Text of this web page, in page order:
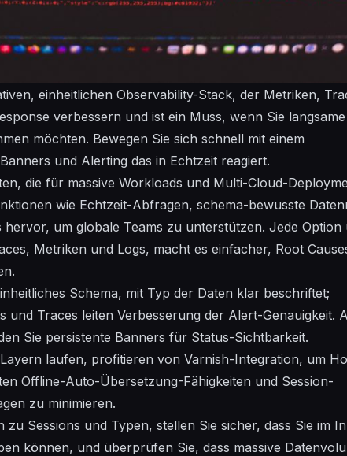
einheitlichen Observability-Stack, der Metriken,
verbessern und ist ein Muss, wenn Sie langsame
möchten. Bewegen Sie sich schnell mit einem
und Alerting das in Echtzeit reagiert.
die für massive Workloads und Multi-Cloud-
wie Echtzeit-Abfragen, schema-bewusste
hervor, um globale Teams zu unterstützen. Jede Option
Metriken und Logs, macht es einfacher, Root
Schema, mit Typ der Daten klar beschriftet;
und Traces leiten Verbesserung der Alert-Genauigkeit.
Sie persistente Banners für Status-Sichtbarkeit.
laufen, profitieren von Varnish-Integration, um
Offline-Auto-Übersetzung-Fähigkeiten und Session-
zu minimieren.
zu Sessions und Typen, stellen Sie sicher, dass Sie im
können, und überprüfen Sie, dass massive